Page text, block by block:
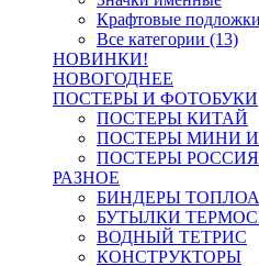
Крафтовые подложки
Все категории (13)
НОВИНКИ!
НОВОГОДНЕЕ
ПОСТЕРЫ И ФОТОБУКИ
ПОСТЕРЫ КИТАЙ
ПОСТЕРЫ МИНИ
ПОСТЕРЫ РОССИЯ
РАЗНОЕ
БИНДЕРЫ
БУТЫЛКИ
ВОДНЫЙ ТЕТРИС
КОНСТРУКТОРЫ